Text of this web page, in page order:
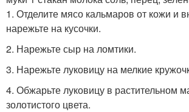
1. Отделите мясо кальмаров от кожи и
нарежьте на кусочки.
2. Нарежьте сыр на ломтики.
3. Нарежьте луковицу на мелкие
4. Обжарьте луковицу в растительном
золотистого цвета.